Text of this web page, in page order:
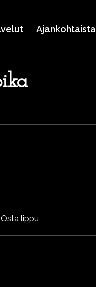
Ajankohtaista
Osta lippu